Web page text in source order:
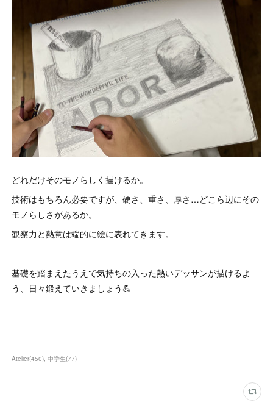
どれだけそのモノらしく描けるか。
技術はもちろん必要ですが、硬さ、重さ、厚さ…どこら辺にその
モノらしさがあるか。
観察力と熱意は端的に絵に表れてきます。
基礎を踏まえたうえで気持ちの入った熱いデッサンが描けるよ
う、日々鍛えていきましょう💪
Atelier(450) 中学生(77)